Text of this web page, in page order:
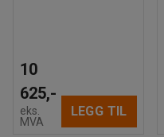
10
625,-
eks.
MVA
LEGG TIL